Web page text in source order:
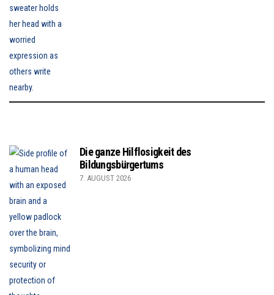
Die ganze Hilflosigkeit des
Bildungsbürgertums
7. AUGUST 2026